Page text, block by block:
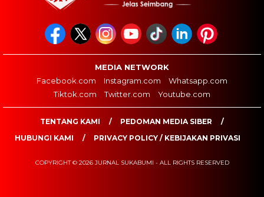
MEDIA NETWORK
Facebook.com
Instagram.com
Whatsapp.com
Tiktok.com
Twitter.com Youtube.com
TENTANG KAMI
PEDOMAN MEDIA SIBER
HUBUNGI KAMI
PRIVACY POLICY / KEBIJAKAN PRIVASI
COPYRIGHT © 2026 JURNAL SUKABUMI - ALL RIGHTS RESERVED